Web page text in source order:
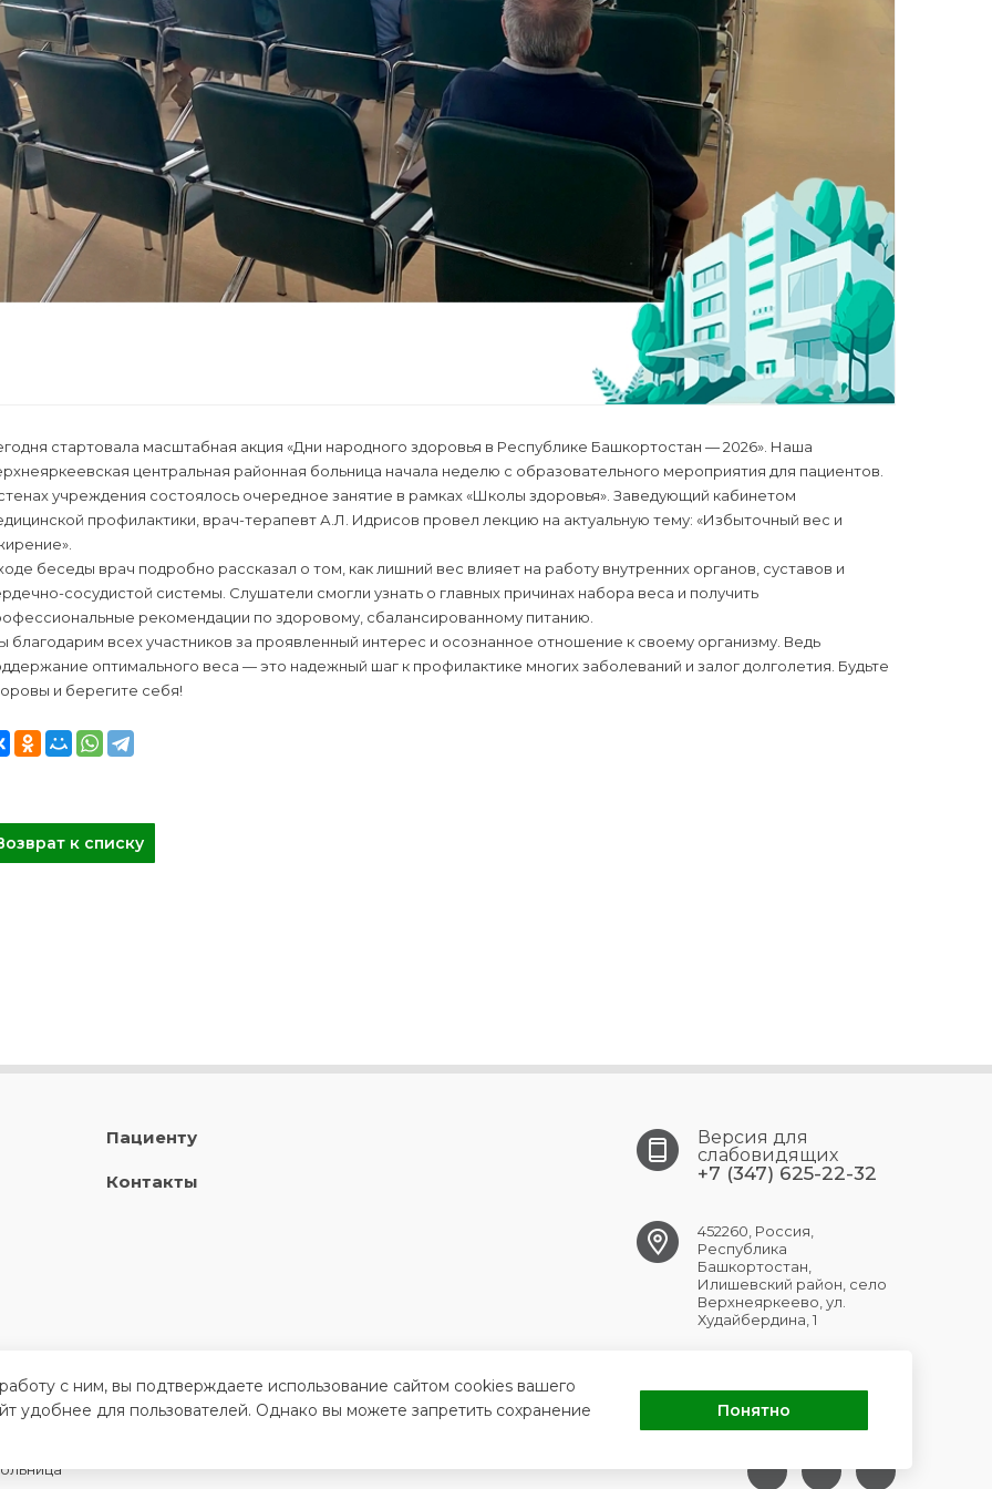
стартовала масштабная акция «Дни народного здоровья в Республике Башкортостан — 2026». Наша
центральная районная больница начала неделю с образовательного мероприятия для пациентов.
учреждения состоялось очередное занятие в рамках «Школы здоровья». Заведующий кабинетом
профилактики, врач-терапевт А.Л. Идрисов провел лекцию на актуальную тему: «Избыточный вес и
беседы врач подробно рассказал о том, как лишний вес влияет на работу внутренних органов, суставов и
сосудистой системы. Слушатели смогли узнать о главных причинах набора веса и получить
рекомендации по здоровому, сбалансированному питанию.
благодарим всех участников за проявленный интерес и осознанное отношение к своему организму. Ведь
оптимального веса — это надежный шаг к профилактике многих заболеваний и залог долголетия. Будьте
и берегите себя!
к списку
Пациенту
Контакты
Версия для
слабовидящих
+7 (347) 625-22-32
452260, Россия,
Республика
Башкортостан,
Илишевский район, село
Верхнеяркеево, ул.
Худайбердина, 1
с ним, вы подтверждаете использование сайтом cookies вашего
удобнее для пользователей. Однако вы можете запретить сохранение
Понятно